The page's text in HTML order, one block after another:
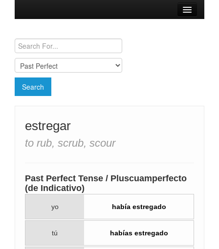
Conjugation Charts
Need a Spanish Tutor?
estregar
to rub, scrub, scour
Past Perfect Tense / Pluscuamperfecto
(de Indicativo)
yo había estregado
tú habías estregado